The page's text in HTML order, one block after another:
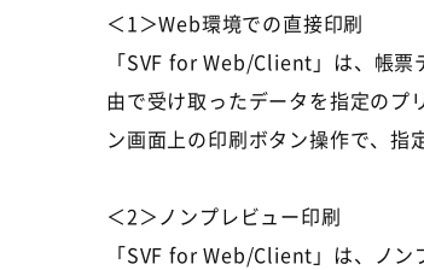
＜1＞Web環境での直接印刷
「SVF for Web/Client」は、帳
由で受け取ったデータを指定のプ
ン画面上の印刷ボタン操作で、指
＜2＞ノンプレビュー印刷
「SVF for Web/Client」は、ノ